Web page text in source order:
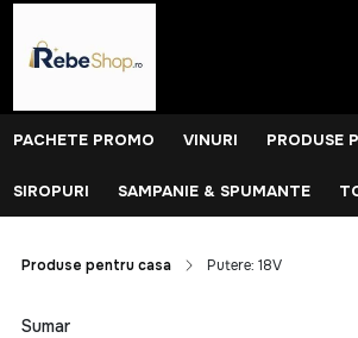
PACHETE PROMO VINURI PRODUSE
SIROPURI SAMPANIE & SPUMANTE
Produse pentru casa Putere: 18V
Sumar